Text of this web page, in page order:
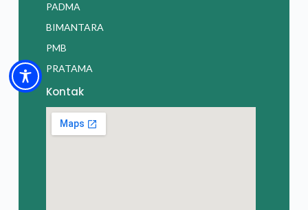
PADMA
BIMANTARA
PMB
PRATAMA
Kontak